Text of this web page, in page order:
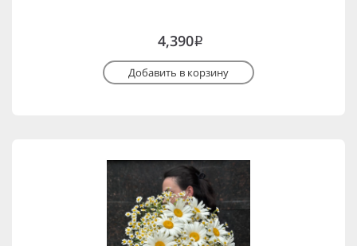
4,390i
Добавить в корзину